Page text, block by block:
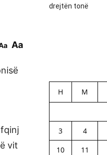
Aa
vit
drejtën tonë
H M
3
4
10
11